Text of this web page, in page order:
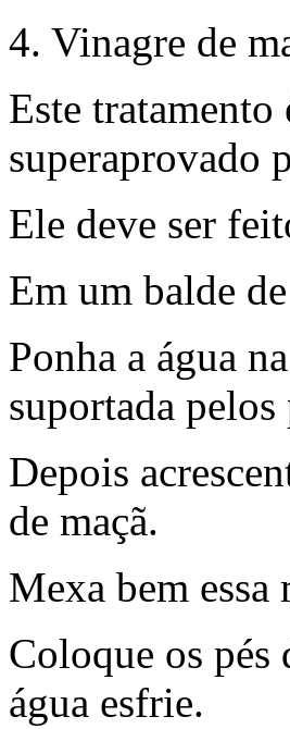
4. Vinagre de
Este tratamento
superaprovado
Ele deve ser
Em um balde
Ponha a água
suportada pelos
Depois
de maçã.
Mexa bem essa
Coloque os pés
água esfrie.